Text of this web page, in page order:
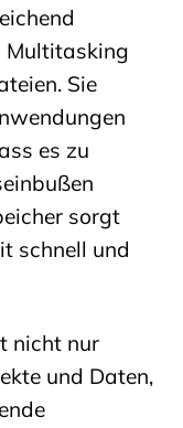
Multitasking
Sie
es zu
sorgt
schnell und
nicht nur
und Daten,